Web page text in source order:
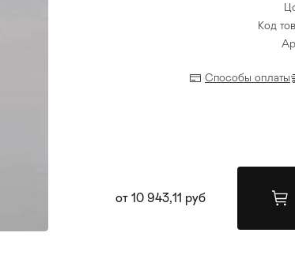
Код
Способы оплаты
от 10 943,11 руб